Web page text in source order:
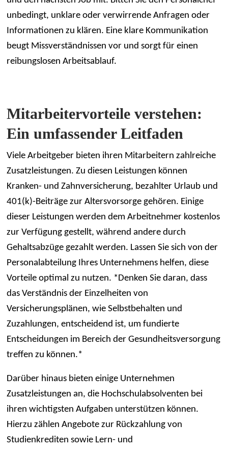
unbedingt, unklare oder verwirrende Anfragen oder
Informationen zu klären. Eine klare Kommunikation
beugt Missverständnissen vor und sorgt für einen
reibungslosen Arbeitsablauf.
Mitarbeitervorteile verstehen:
Ein umfassender Leitfaden
Viele Arbeitgeber bieten ihren Mitarbeitern zahlreiche
Zusatzleistungen. Zu diesen Leistungen können
Kranken- und Zahnversicherung, bezahlter Urlaub und
401(k)-Beiträge zur Altersvorsorge gehören. Einige
dieser Leistungen werden dem Arbeitnehmer kostenlos
zur Verfügung gestellt, während andere durch
Gehaltsabzüge gezahlt werden. Lassen Sie sich von der
Personalabteilung Ihres Unternehmens helfen, diese
Vorteile optimal zu nutzen. *Denken Sie daran, dass
das Verständnis der Einzelheiten von
Versicherungsplänen, wie Selbstbehalten und
Zuzahlungen, entscheidend ist, um fundierte
Entscheidungen im Bereich der Gesundheitsversorgung
treffen zu können.*
Darüber hinaus bieten einige Unternehmen
Zusatzleistungen an, die Hochschulabsolventen bei
ihren wichtigsten Aufgaben unterstützen können.
Hierzu zählen Angebote zur Rückzahlung von
Studienkrediten sowie Lern- und